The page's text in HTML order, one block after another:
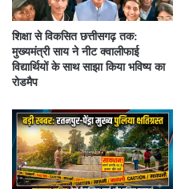
शिक्षा से विकसित छत्तीसगढ़ तक:
मुख्यमंत्री साय ने नीट क्वालीफाई
विद्यार्थियों के साथ साझा किया भविष्य का
रोडमैप